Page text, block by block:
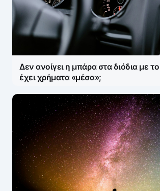
Δεν ανοίγει η μπάρα στα διόδια με
έχει χρήματα «μέσα»;